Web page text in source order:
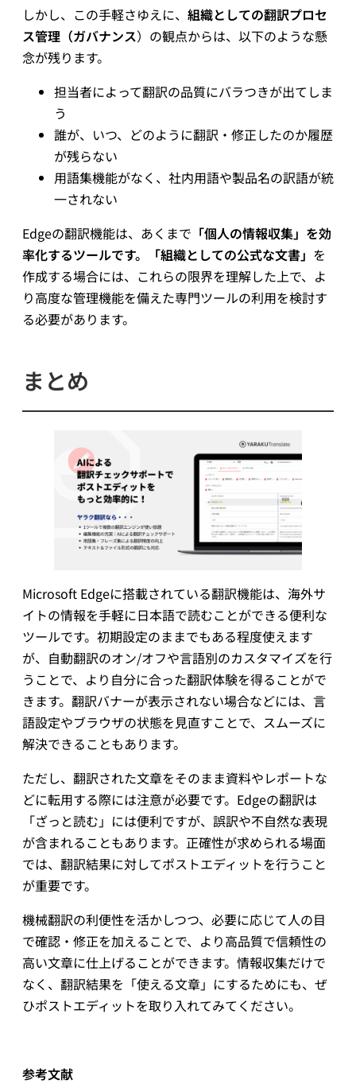
しかし、この手軽さゆえに、 組織としての翻訳プロセ
ス管理（ガバナンス）の観点からは、以下のような懸
念が残ります。
担当者によって翻訳の品質にバラつきが出てしま
う
誰が、いつ、どのように翻訳・修正したのか履歴
が残らない
用語集機能がなく、社内用語や製品名の訳語が統
一されない
Edgeの翻訳機能は、あくまで 「個人の情報収集」を効
率化するツールです。「組織としての公式な文書」 を
作成する場合には、これらの限界を理解した上で、よ
り高度な管理機能を備えた専門ツールの利用を検討す
る必要があります。
まとめ
Microsoft Edgeに搭載されている翻訳機能は、海外サ
イトの情報を手軽に日本語で読むことができる便利な
ツールです。初期設定のままでもある程度使えます
が、自動翻訳のオン/オフや言語別のカスタマイズを行
うことで、より自分に合った翻訳体験を得ることがで
きます。翻訳バナーが表示されない場合などには、言
語設定やブラウザの状態を見直すことで、スムーズに
解決できることもあります。
ただし、翻訳された文章をそのまま資料やレポートな
どに転用する際には注意が必要です。Edgeの翻訳は
「ざっと読む」には便利ですが、誤訳や不自然な表現
が含まれることもあります。正確性が求められる場面
では、翻訳結果に対してポストエディットを行うこと
が重要です。
機械翻訳の利便性を活かしつつ、必要に応じて人の目
で確認・修正を加えることで、より高品質で信頼性の
高い文章に仕上げることができます。情報収集だけで
なく、翻訳結果を「使える文章」にするためにも、ぜ
ひポストエディットを取り入れてみてください。
参考文献